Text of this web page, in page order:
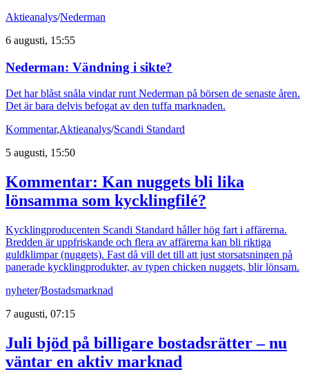
Aktieanalys/Nederman
6 augusti, 15:55
Nederman: Vändning i sikte?
Det har blåst snåla vindar runt Nederman på börsen de senaste åren.
Det är bara delvis befogat av den tuffa marknaden.
Kommentar,Aktieanalys/Scandi Standard
5 augusti, 15:50
Kommentar: Kan nuggets bli lika
lönsamma som kycklingfilé?
Kycklingproducenten Scandi Standard håller hög fart i affärerna.
Bredden är uppfriskande och flera av affärerna kan bli riktiga
guldklimpar (nuggets). Fast då vill det till att just storsatsningen på
panerade kycklingprodukter, av typen chicken nuggets, blir lönsam.
nyheter/Bostadsmarknad
7 augusti, 07:15
Juli bjöd på billigare bostadsrätter – nu
väntar en aktiv marknad